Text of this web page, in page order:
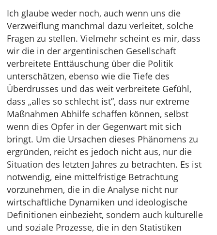
Ich glaube weder noch, auch wenn uns die
Verzweiflung manchmal dazu verleitet, solche
Fragen zu stellen. Vielmehr scheint es mir, dass
wir die in der argentinischen Gesellschaft
verbreitete Enttäuschung über die Politik
unterschätzen, ebenso wie die Tiefe des
Überdrusses und das weit verbreitete Gefühl,
dass „alles so schlecht ist”, dass nur extreme
Maßnahmen Abhilfe schaffen können, selbst
wenn dies Opfer in der Gegenwart mit sich
bringt. Um die Ursachen dieses Phänomens zu
ergründen, reicht es jedoch nicht aus, nur die
Situation des letzten Jahres zu betrachten. Es ist
notwendig, eine mittelfristige Betrachtung
vorzunehmen, die in die Analyse nicht nur
wirtschaftliche Dynamiken und ideologische
Definitionen einbezieht, sondern auch kulturelle
und soziale Prozesse, die in den Statistiken